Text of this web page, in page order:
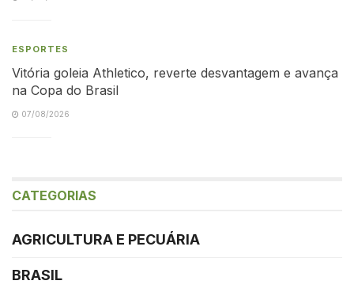
ESPORTES
Vitória goleia Athletico, reverte desvantagem e avança
na Copa do Brasil
07/08/2026
CATEGORIAS
AGRICULTURA E PECUÁRIA
BRASIL